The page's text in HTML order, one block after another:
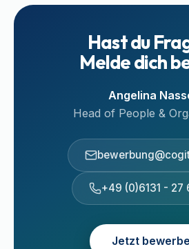
Hast du
Melde dich
Angelina
Head of People &
+49 (0)6131 - 27
Jetzt